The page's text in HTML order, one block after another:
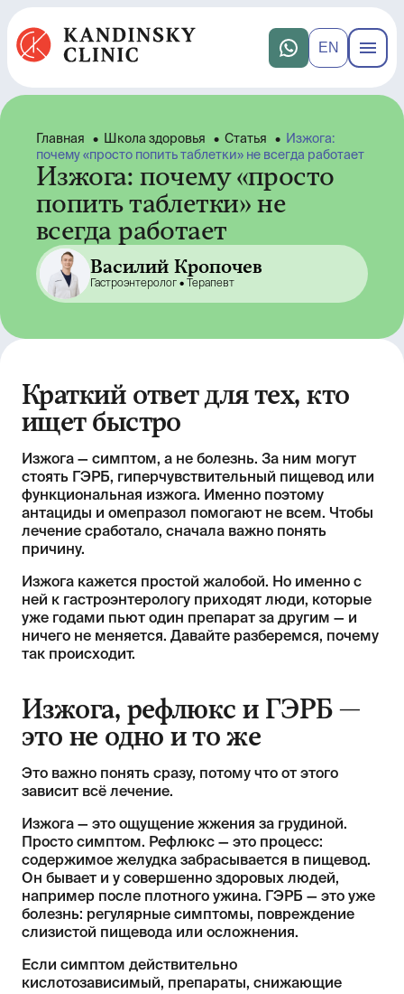
EN
Главная • Школа здоровья • Статья • Изжога:
почему «просто попить таблетки» не всегда работает
Изжога: почему «просто
попить таблетки» не
всегда работает
Василий Кропочев
Гастроэнтеролог • Терапевт
Краткий ответ для тех, кто
ищет быстро
Изжога — симптом, а не болезнь. За ним могут
стоять ГЭРБ, гиперчувствительный пищевод или
функциональная изжога. Именно поэтому
антациды и омепразол помогают не всем. Чтобы
лечение сработало, сначала важно понять
причину.
Изжога кажется простой жалобой. Но именно с
ней к гастроэнтерологу приходят люди, которые
уже годами пьют один препарат за другим — и
ничего не меняется. Давайте разберемся, почему
так происходит.
Изжога, рефлюкс и ГЭРБ —
это не одно и то же
Это важно понять сразу, потому что от этого
зависит всё лечение.
Изжога — это ощущение жжения за грудиной.
Просто симптом. Рефлюкс — это процесс:
содержимое желудка забрасывается в пищевод.
Он бывает и у совершенно здоровых людей,
например после плотного ужина. ГЭРБ — это уже
болезнь: регулярные симптомы, повреждение
слизистой пищевода или осложнения.
Если симптом действительно
кислотозависимый, препараты, снижающие